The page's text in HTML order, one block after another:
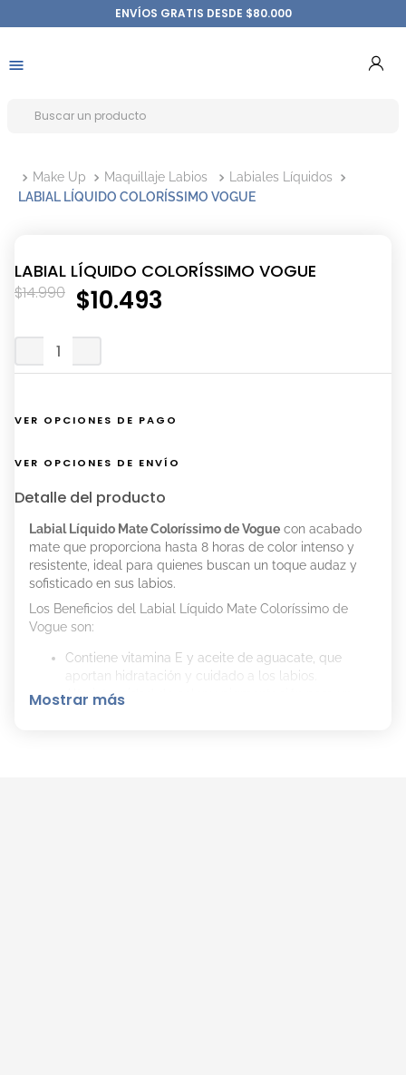
ENVÍOS GRATIS DESDE $80.000
Make Up Maquillaje Labios
Labiales Líquidos
LABIAL LÍQUIDO COLORÍSSIMO VOGUE
LABIAL LÍQUIDO COLORÍSSIMO VOGUE
$14.990 $10.493
VER OPCIONES DE PAGO
VER OPCIONES DE ENVÍO
Detalle del producto
Labial Líquido Mate Coloríssimo de Vogue con acabado
mate que proporciona hasta 8 horas de color intenso y
resistente, ideal para quienes buscan un toque audaz y
sofisticado en sus labios.
Los Beneficios del Labial Líquido Mate Coloríssimo de
Vogue son:
Contiene vitamina E y aceite de aguacate, que
aportan hidratación y cuidado a los labios.
Alta intensidad de color y pigmentación para un
Mostrar más